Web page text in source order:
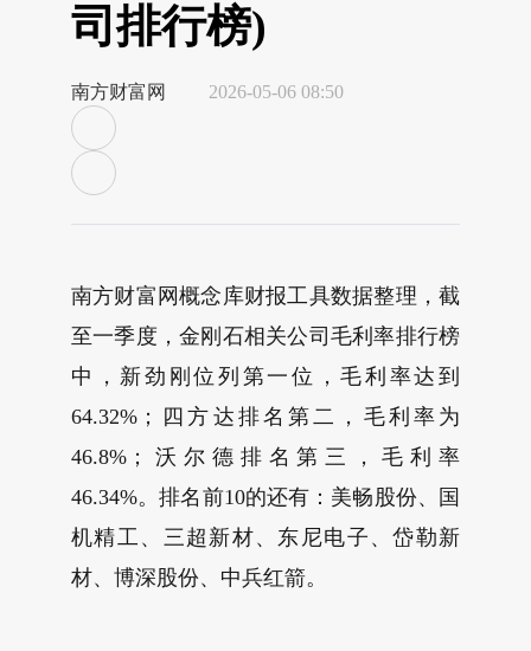
司排行榜)
南方财富网 2026-05-06 08:50
南方财富网概念库财报工具数据整理，截
至一季度，金刚石相关公司毛利率排行榜
中，新劲刚位列第一位，毛利率达到
64.32%；四方达排名第二，毛利率为
46.8%；沃尔德排名第三，毛利率
46.34%。排名前10的还有：美畅股份、国
机精工、三超新材、东尼电子、岱勒新
材、博深股份、中兵红箭。